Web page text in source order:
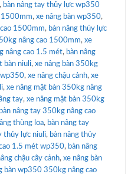
, bàn nâng tay thủy lực wp350
1500mm, xe nâng bàn wp350,
1500mm, bàn nâng thủy lực
nâng cao 1500mm, xe
nâng cao 1.5 mét, bàn nâng
bàn niuli, xe nâng bàn 350kg
wp350, xe nâng chậu cảnh, xe
, xe nâng mặt bàn 350kg nâng
tay, xe nâng mặt bàn 350kg
bàn nâng tay 350kg nâng cao
thùng loa, bàn nâng tay
thủy lực niuli, bàn nâng thủy
1.5 mét wp350, bàn nâng
chậu cây cảnh, xe nâng bàn
bàn wp350 350kg nâng cao